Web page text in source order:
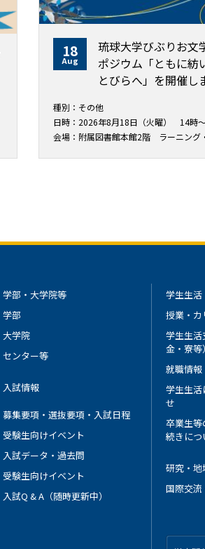
18
Aug
琉球大学びぶりお文
ポジウム「ともに紡
とびらへ」を開催し
種別：その他
日時：2026年8月18日（火曜） 14時
会場：附属図書館本館2階 ラーニング
学部・大学院等
学部
大学院
センター等
入試情報
募集要項・選抜要項・入試日程
受験生向けイベント
入試データ・過去問
受験生向けイベント
入試Q & A（随時更新中）
学生生活
授業・カ
学生生
金・寮等）
就職情報
学生生
せ
卒業生
続きにつ
研究・地
国際交流